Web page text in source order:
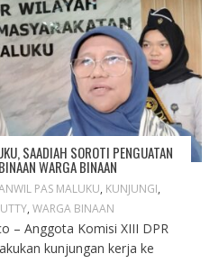
SAADIAH SOROTI PENGUATAN
WARGA BINAAN
PAS MALUKU, KUNJUNGI,
, WARGA BINAAN
– Anggota Komisi XIII DPR
kunjungan kerja ke